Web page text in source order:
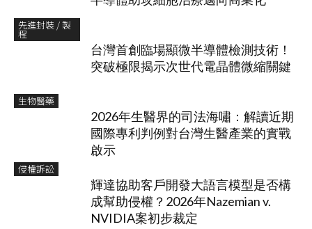
先進封裝 / 製
程
台灣首創臨場顯微半導體檢測技術！
突破極限揭示次世代電晶體微縮關鍵
生物醫藥
2026年生醫界的司法海嘯：解讀近期
國際專利判例對台灣生醫產業的實戰
啟示
侵權訴訟
輝達協助客戶開發大語言模型是否構
成幫助侵權？2026年Nazemian v.
NVIDIA案初步裁定